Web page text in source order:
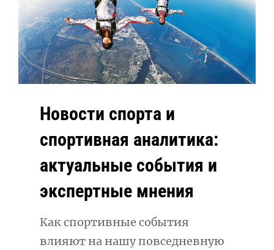
Новости спорта и
спортивная аналитика:
актуальные события и
экспертные мнения
Как спортивные события
влияют на нашу повседневную